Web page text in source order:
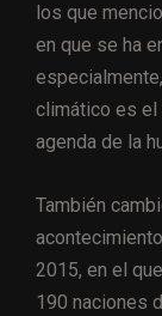
los que
en que se ha
climático es el
agenda de la
También
2015, en el
190 naciones